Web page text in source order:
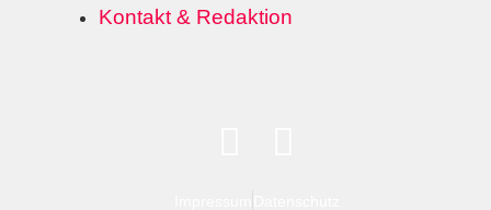
Kontakt & Redaktion